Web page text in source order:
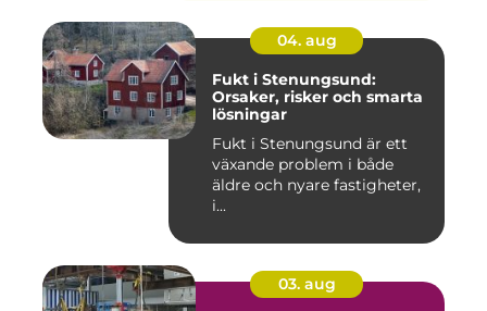
04. aug
Fukt i Stenungsund:
Orsaker, risker och smarta
lösningar
Fukt i Stenungsund är ett
växande problem i både
äldre och nyare fastigheter,
i...
03. aug